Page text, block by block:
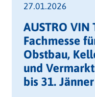
27.01.2026
AUSTRO VIN
Fachmesse
Obstbau,
und
bis 31. Jänner